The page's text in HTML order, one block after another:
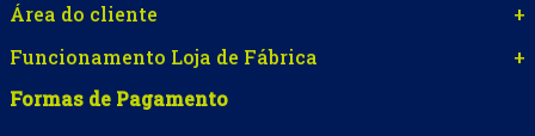
Área do cliente
+
Funcionamento Loja de Fábrica
+
Formas de Pagamento